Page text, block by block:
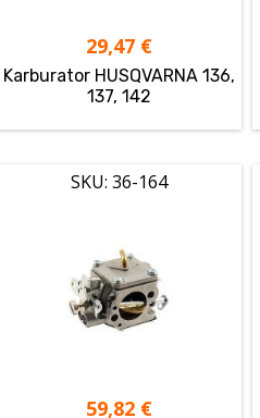
29,47 €
Karburator HUSQVARNA 136,
137, 142
SKU: 36-164
59,82 €